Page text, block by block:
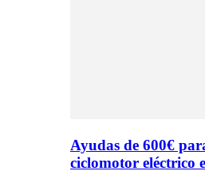
Ayudas de 600€
ciclomotor eléctrico